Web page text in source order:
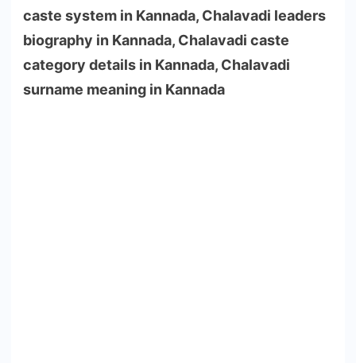
caste system in Kannada, Chalavadi leaders
biography in Kannada, Chalavadi caste
category details in Kannada, Chalavadi
surname meaning in Kannada